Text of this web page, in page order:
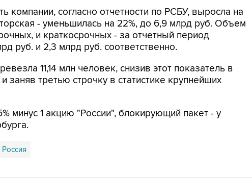
компании, согласно отчетности по РСБУ, выросла на
- уменьшилась на 22%, до 6,9 млрд руб. Объем
и краткосрочных - за отчетный период
руб. и 2,3 млрд руб. соответственно.
11,14 млн человек, снизив этот показатель в
заняв третью строчку в статистике крупнейших
минус 1 акцию "России", блокирующий пакет - у